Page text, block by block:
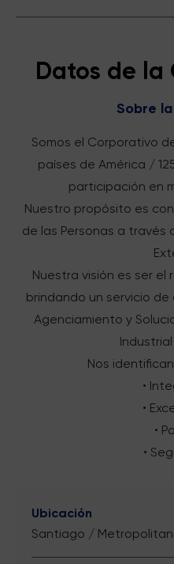
Datos de la
Sobre
Somos el Corporativo
países de América /
participación en
Nuestro propósito es
de las Personas a través
Nuestra visión es ser el
brindando un servicio
Agenciamiento y
Nos
•
•
•
•
Ubicación
Santiago /